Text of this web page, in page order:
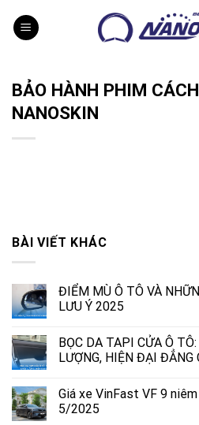
BẢO HÀNH PHIM
NANOSKIN
BÀI VIẾT KHÁC
ĐIỂM MÙ Ô TÔ VÀ
LƯU Ý 2025
BỌC DA TAPI CỬA Ô
LƯỢNG, HIỆN ĐẠI ĐẲNG
Giá xe VinFast VF 9
5/2025